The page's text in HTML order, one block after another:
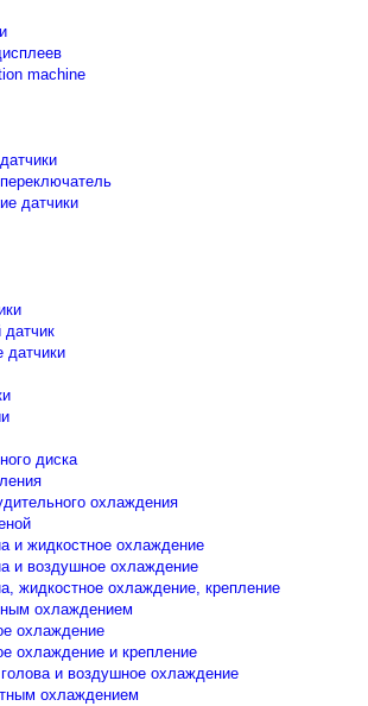
machine
датчики
датчик
датчики
диска
охлаждения
и жидкостное охлаждение
и воздушное охлаждение
жидкостное охлаждение, крепление
охлаждением
охлаждение
охлаждение и крепление
и воздушное охлаждение
охлаждением